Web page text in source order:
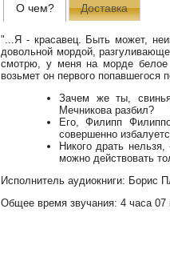
О чем? Доставка
"...Я - красавец. Быть может,
довольной мордой,
смотрю, у меня на морде белое
возьмет он первого попавшегося
Зачем же ты,
Мечникова разбил?
Его, Филипп
совершенно
Никого драть
можно действовать
Исполнитель аудиокниги: Борис
Общее время звучания: 4 часа 07